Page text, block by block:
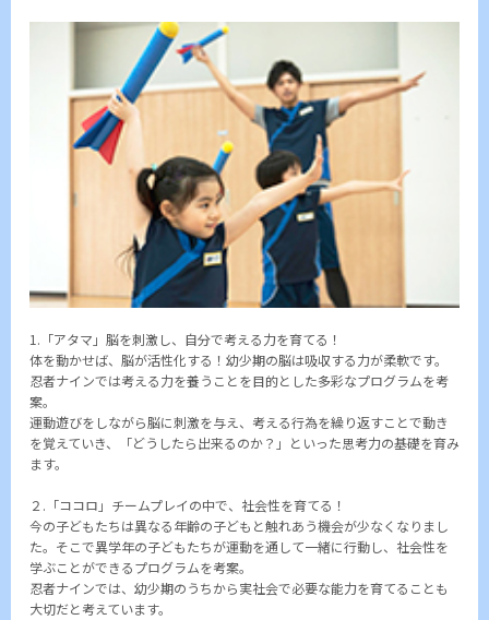
1.「アタマ」脳を刺激し、自分で考える力を育てる！
体を動かせば、脳が活性化する！幼少期の脳は吸収する力が柔軟です。
忍者ナインでは考える力を養うことを目的とした多彩なプログラムを考
案。
運動遊びをしながら脳に刺激を与え、考える行為を繰り返すことで動き
を覚えていき、「どうしたら出来るのか？」といった思考力の基礎を育み
ます。
２.「ココロ」チームプレイの中で、社会性を育てる！
今の子どもたちは異なる年齢の子どもと触れあう機会が少なくなりまし
た。そこで異学年の子どもたちが運動を通して一緒に行動し、社会性を
学ぶことができるプログラムを考案。
忍者ナインでは、幼少期のうちから実社会で必要な能力を育てることも
大切だと考えています。